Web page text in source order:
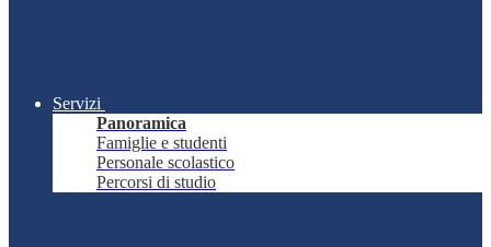
Servizi
Panoramica
Famiglie e studenti
Personale scolastico
Percorsi di studio